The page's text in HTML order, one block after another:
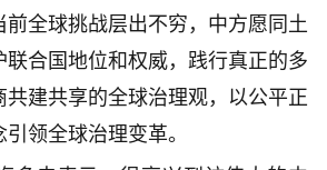
全球挑战层出不穷，中方愿同土
联合国地位和权威，践行真正的多
共建共享的全球治理观，以公平正
领全球治理变革。